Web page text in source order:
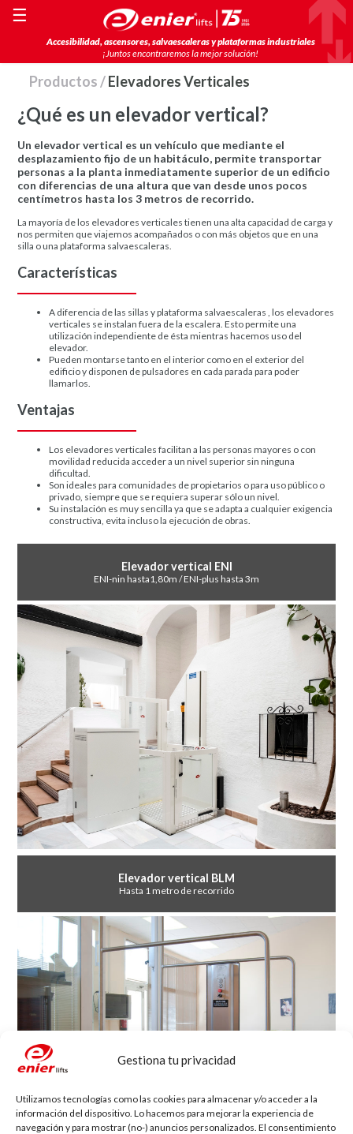
Gestiona tu privacidad
Utilizamos tecnologías como las cookies para almacenar y/o acceder a la
información del dispositivo. Lo hacemos para mejorar la experiencia de
navegación y para mostrar (no-) anuncios personalizados. El consentimiento
Accesibilidad, ascensores, salvaescaleras y plataformas industriales
¡Juntos encontraremos la mejor solución!
☰
Productos /Elevadores Verticales
¿Qué es un elevador vertical?
Un elevador vertical es un vehículo que mediante el
desplazamiento fijo de un habitáculo, permite transportar
personas a la planta inmediatamente superior de un edificio
con diferencias de una altura que van desde unos pocos
centímetros hasta los 3 metros de recorrido.
La mayoría de los elevadores verticales tienen una alta capacidad de carga y
nos permiten que viajemos acompañados o con más objetos que en una
silla o una plataforma salvaescaleras.
Características
A diferencia de las sillas y plataforma salvaescaleras , los elevadores
verticales se instalan fuera de la escalera. Esto permite una
utilización independiente de ésta mientras hacemos uso del
elevador.
Pueden montarse tanto en el interior como en el exterior del
edificio y disponen de pulsadores en cada parada para poder
llamarlos.
Ventajas
Los elevadores verticales facilitan a las personas mayores o con
movilidad reducida acceder a un nivel superior sin ninguna
dificultad.
Son ideales para comunidades de propietarios o para uso público o
privado, siempre que se requiera superar sólo un nivel.
Su instalación es muy sencilla ya que se adapta a cualquier exigencia
constructiva, evita incluso la ejecución de obras.
Elevador vertical ENI
ENI-nin hasta1,80m / ENI-plus hasta 3m
Elevador vertical BLM
Hasta 1 metro de recorrido